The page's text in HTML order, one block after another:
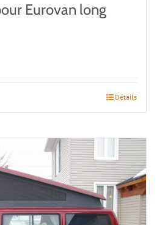
Eurovan long
Détails